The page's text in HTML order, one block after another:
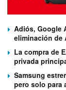
Adiós, Google
eliminación de
La compra de
privada
Samsung
pero solo para